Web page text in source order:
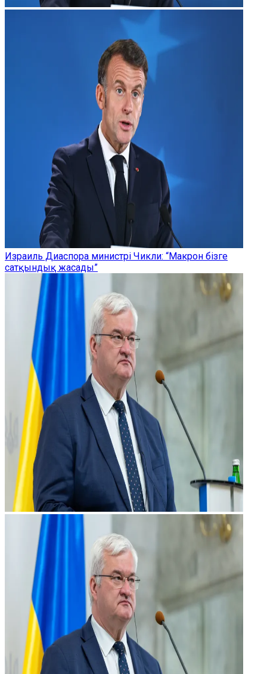
Израиль Диаспора министрі Чикли: “Макрон бізге
сатқындық жасады”